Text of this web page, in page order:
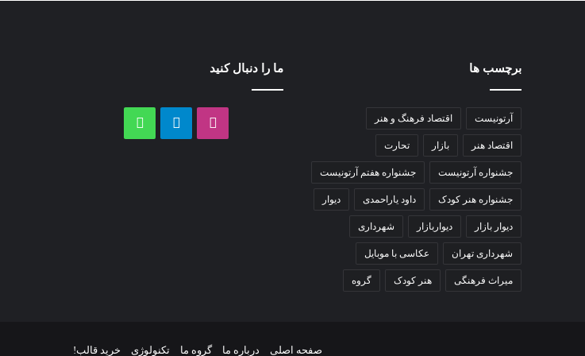
برچسب ها
آرتونیست اقتصاد فرهنگ و هنر
اقتصاد هنر بازار تحارت
جشنواره آرتونیست جشنواره هفتم آرتونیست
جشنواره هنر کودک داود یاراحمدی دیوار
دیوار بازار دیواربازار شهرداری
شهرداری تهران عکاسی با موبایل
میراث فرهنگی هنر کودک گروه
ما را دنبال کنید
اینستاگرامتلگرام
صفحه اصلی درباره ما گروه ما تکنولوژی خرید قالب!